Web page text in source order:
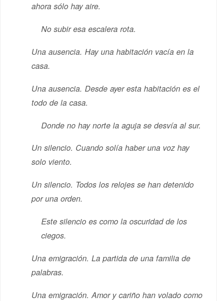
ahora sólo hay aire.
No subir esa escalera rota.
Una ausencia. Hay una habitación vacía en la
casa.
Una ausencia. Desde ayer esta habitación es el
todo de la casa.
Donde no hay norte la aguja se desvía al sur.
Un silencio. Cuando solía haber una voz hay
solo viento.
Un silencio. Todos los relojes se han detenido
por una orden.
Este silencio es como la oscuridad de los
ciegos.
Una emigración. La partida de una familia de
palabras.
Una emigración. Amor y cariño han volado como